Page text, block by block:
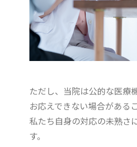
ただし、当院は公的な医療
お応えできない場合がある
私たち自身の対応の未熟さ
す。